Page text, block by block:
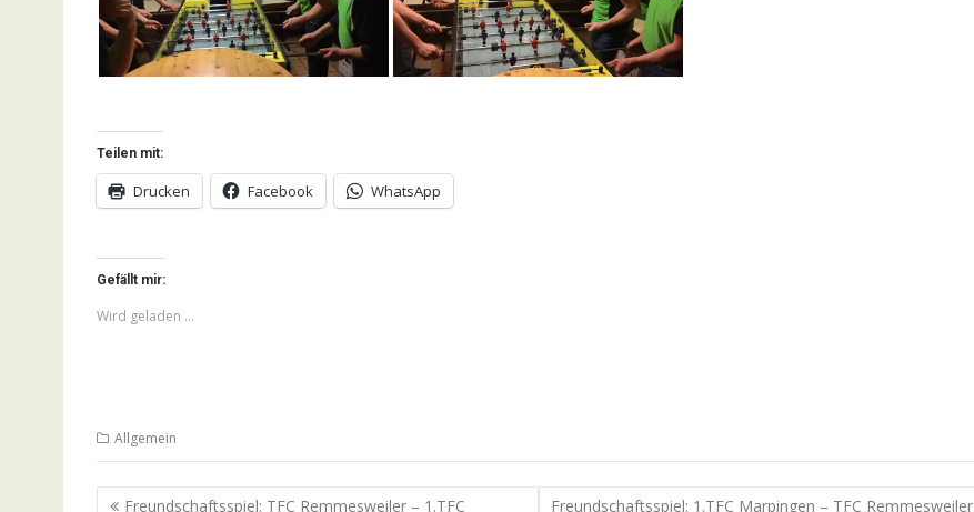
Teilen mit:
Drucken Facebook WhatsApp
Gefällt mir:
Wird geladen …
Allgemein
Beitragsnavigation
Freundschaftsspiel: TFC Remmesweiler – 1.TFC
Freundschaftsspiel: 1.TFC Marpingen – TFC Remmesweiler